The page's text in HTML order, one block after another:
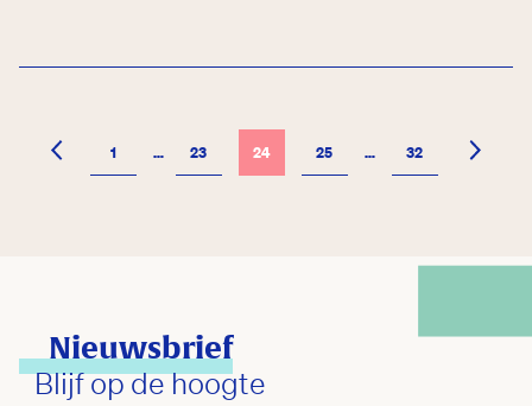
1 … 23 24 25 … 32
Nieuwsbrief
Blijf op de hoogte